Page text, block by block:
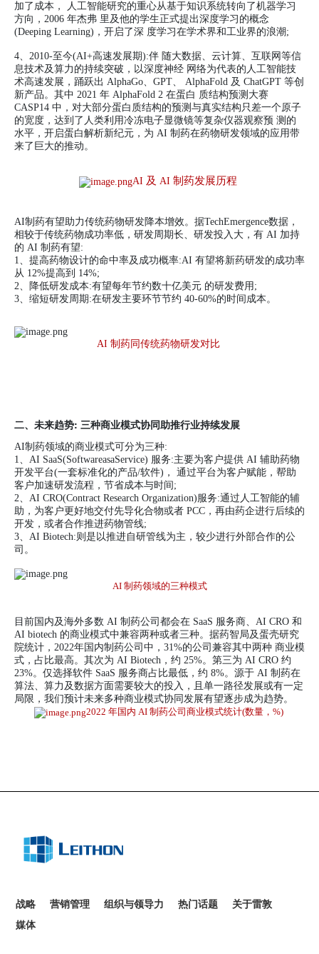
加了成本， 人工智能研究的重心从基于知识系统转向了机器学习
方向，2006 年杰弗 里及他的学生正式提出深度学习的概念
(Deeping Learning)，开启了深 度学习在学术界和工业界的浪潮;
4、2010-至今(AI+高速发展期):伴 随大数据、云计算、互联网等信
息技术及算力的持续突破，以深度神经 网络为代表的人工智能技
术高速发展，踊跃出 AlphaGo、GPT、 AlphaFold 及 ChatGPT 等创
新产品。其中 2021 年 AlphaFold 2 在蛋白 质结构预测大赛
CASP14 中，对大部分蛋白质结构的预测与真实结构只差一个原子
的宽度，达到了人类利用冷冻电子显微镜等复杂仪器观察预 测的
水平，开启蛋白解析新纪元，为 AI 制药在药物研发领域的应用带
来了巨大的推动。
AI 及 AI 制药发展历程
AI制药有望助力传统药物研发降本增效。据TechEmergence数据，
相较于传统药物成功率低，研发周期长、研发投入大，有 AI 加持
的 AI 制药有望:
1、提高药物设计的命中率及成功概率:AI 有望将新药研发的成功率
从 12%提高到 14%;
2、降低研发成本:有望每年节约数十亿美元 的研发费用;
3、缩短研发周期:在研发主要环节节约 40-60%的时间成本。
AI 制药同传统药物研发对比
二、未来趋势: 三种商业模式协同助推行业持续发展
AI制药领域的商业模式可分为三种:
1、AI SaaS(SoftwareasaService) 服务:主要为客户提供 AI 辅助药物
开发平台(一套标准化的产品/软件)， 通过平台为客户赋能，帮助
客户加速研发流程，节省成本与时间;
2、AI CRO(Contract Research Organization)服务:通过人工智能的辅
助，为客户更好地交付先导化合物或者 PCC，再由药企进行后续的
开发，或者合作推进药物管线;
3、AI Biotech:则是以推进自研管线为主，较少进行外部合作的公
司。
AI 制药领域的三种模式
目前国内及海外多数 AI 制药公司都会在 SaaS 服务商、AI CRO 和
AI biotech 的商业模式中兼容两种或者三种。据药智局及蛋壳研究
院统计，2022年国内制药公司中，31%的公司兼容其中两种 商业模
式，占比最高。其次为 AI Biotech，约 25%。第三为 AI CRO 约
23%。仅选择软件 SaaS 服务商占比最低，约 8%。源于 AI 制药在
算法、算力及数据方面需要较大的投入，且单一路径发展或有一定
局限，我们预计未来多种商业模式协同发展有望逐步成为趋势。
2022 年国内 AI 制药公司商业模式统计(数量， %)
战略 营销管理 组织与领导力 热门话题
关于雷敦
媒体